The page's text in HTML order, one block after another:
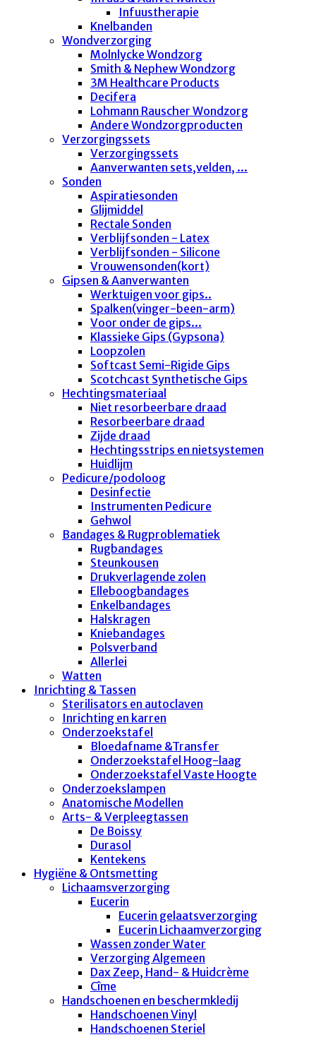
Infuustherapie
Knelbanden
Wondverzorging
Molnlycke Wondzorg
Smith & Nephew Wondzorg
3M Healthcare Products
Decifera
Lohmann Rauscher Wondzorg
Andere Wondzorgproducten
Verzorgingssets
Verzorgingssets
Aanverwanten sets,velden, ...
Sonden
Aspiratiesonden
Glijmiddel
Rectale Sonden
Verblijfsonden - Latex
Verblijfsonden - Silicone
Vrouwensonden(kort)
Gipsen & Aanverwanten
Werktuigen voor gips..
Spalken(vinger-been-arm)
Voor onder de gips...
Klassieke Gips (Gypsona)
Loopzolen
Softcast Semi-Rigide Gips
Scotchcast Synthetische Gips
Hechtingsmateriaal
Niet resorbeerbare draad
Resorbeerbare draad
Zijde draad
Hechtingsstrips en nietsystemen
Huidlijm
Pedicure/podoloog
Desinfectie
Instrumenten Pedicure
Gehwol
Bandages & Rugproblematiek
Rugbandages
Steunkousen
Drukverlagende zolen
Elleboogbandages
Enkelbandages
Halskragen
Kniebandages
Polsverband
Allerlei
Watten
Inrichting & Tassen
Sterilisators en autoclaven
Inrichting en karren
Onderzoekstafel
Bloedafname &Transfer
Onderzoekstafel Hoog-laag
Onderzoekstafel Vaste Hoogte
Onderzoekslampen
Anatomische Modellen
Arts- & Verpleegtassen
De Boissy
Durasol
Kentekens
Hygiëne & Ontsmetting
Lichaamsverzorging
Eucerin
Eucerin gelaatsverzorging
Eucerin Lichaamverzorging
Wassen zonder Water
Verzorging Algemeen
Dax Zeep, Hand- & Huidcrème
Cîme
Handschoenen en beschermkledij
Handschoenen Vinyl
Handschoenen Steriel